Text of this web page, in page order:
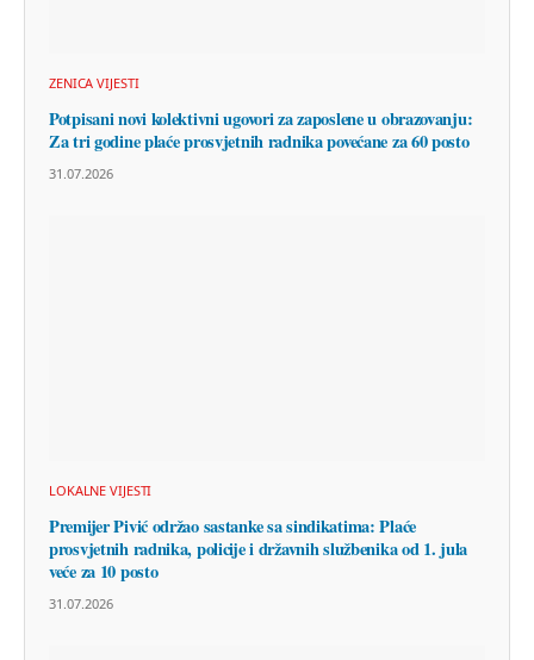
ZENICA VIJESTI
Potpisani novi kolektivni ugovori za zaposlene u obrazovanju:
Za tri godine plaće prosvjetnih radnika povećane za 60 posto
31.07.2026
LOKALNE VIJESTI
Premijer Pivić održao sastanke sa sindikatima: Plaće
prosvjetnih radnika, policije i državnih službenika od 1. jula
veće za 10 posto
31.07.2026